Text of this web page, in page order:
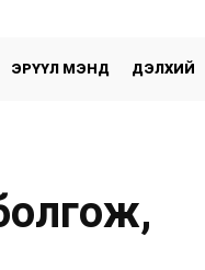
ЭРҮҮЛ МЭНД ДЭЛХИЙ